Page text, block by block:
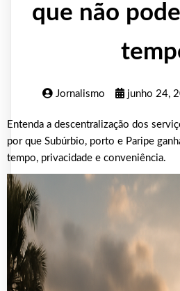
que não
Jornalismo junho 24,
Entenda a descentralização dos
por que Subúrbio, porto e Paripe
tempo, privacidade e conveniência.